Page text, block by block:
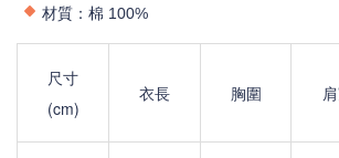
材質：棉 100%
尺寸
(cm)
衣長 胸圍